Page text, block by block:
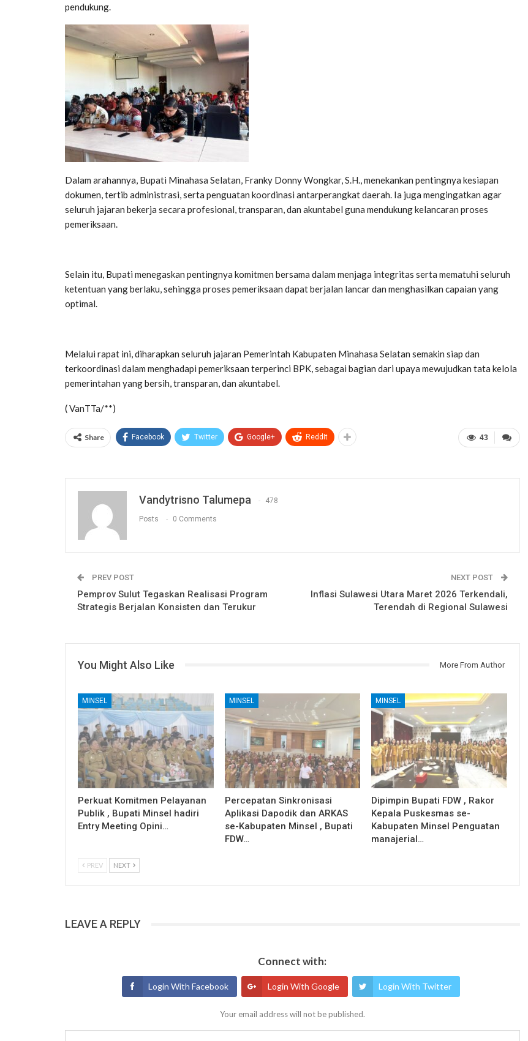
pendukung.
Dalam arahannya, Bupati Minahasa Selatan, Franky Donny Wongkar, S.H., menekankan pentingnya kesiapan
dokumen, tertib administrasi, serta penguatan koordinasi antarperangkat daerah. Ia juga mengingatkan agar
seluruh jajaran bekerja secara profesional, transparan, dan akuntabel guna mendukung kelancaran proses
pemeriksaan.
Selain itu, Bupati menegaskan pentingnya komitmen bersama dalam menjaga integritas serta mematuhi seluruh
ketentuan yang berlaku, sehingga proses pemeriksaan dapat berjalan lancar dan menghasilkan capaian yang
optimal.
Melalui rapat ini, diharapkan seluruh jajaran Pemerintah Kabupaten Minahasa Selatan semakin siap dan
terkoordinasi dalam menghadapi pemeriksaan terperinci BPK, sebagai bagian dari upaya mewujudkan tata kelola
pemerintahan yang bersih, transparan, dan akuntabel.
( VanTTa/**)
43
Share Facebook Twitter Google+ ReddIt
Vandytrisno Talumepa 478
Posts 0 Comments
PREV POST
Pemprov Sulut Tegaskan Realisasi Program
Strategis Berjalan Konsisten dan Terukur
NEXT POST
Inflasi Sulawesi Utara Maret 2026 Terkendali,
Terendah di Regional Sulawesi
You Might Also Like More From Author
MINSEL
Perkuat Komitmen Pelayanan
Publik , Bupati Minsel hadiri
Entry Meeting Opini…
MINSEL
Percepatan Sinkronisasi
Aplikasi Dapodik dan ARKAS
se-Kabupaten Minsel , Bupati
FDW…
MINSEL
Dipimpin Bupati FDW , Rakor
Kepala Puskesmas se-
Kabupaten Minsel Penguatan
manajerial…
PREV NEXT
LEAVE A REPLY
Connect with:
Login With Facebook Login With Google Login With Twitter
Your email address will not be published.